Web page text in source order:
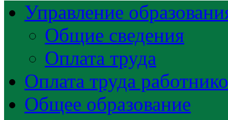
Управление
Общие сведения
Оплата труда
Оплата труда
Общее образование